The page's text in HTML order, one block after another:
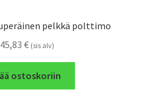
pelkkä polttimo
€ (sis alv)
ostoskoriin